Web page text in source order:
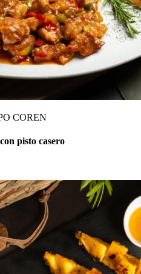
COREN
pisto casero